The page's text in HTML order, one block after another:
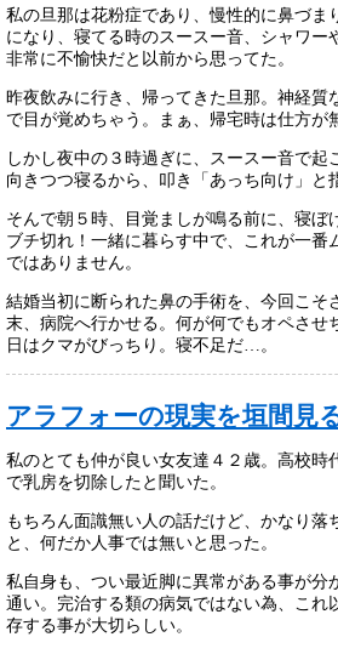
私の旦那は花粉症であり、慢性的に鼻づま
になり、寝てる時のスースー音、シャワー
非常に不愉快だと以前から思ってた。
昨夜飲みに行き、帰ってきた旦那。神経質
で目が覚めちゃう。まぁ、帰宅時は仕方が
しかし夜中の３時過ぎに、スースー音で起
向きつつ寝るから、叩き「あっち向け」と
そんで朝５時、目覚ましが鳴る前に、寝ぼ
ブチ切れ！一緒に暮らす中で、これが一番
ではありません。
結婚当初に断られた鼻の手術を、今回こそ
末、病院へ行かせる。何が何でもオペさせ
日はクマがびっちり。寝不足だ…。
アラフォーの現実を垣間見
私のとても仲が良い女友達４２歳。高校時
で乳房を切除したと聞いた。
もちろん面識無い人の話だけど、かなり落
と、何だか人事では無いと思った。
私自身も、つい最近脚に異常がある事が分
通い。完治する類の病気ではない為、これ
存する事が大切らしい。